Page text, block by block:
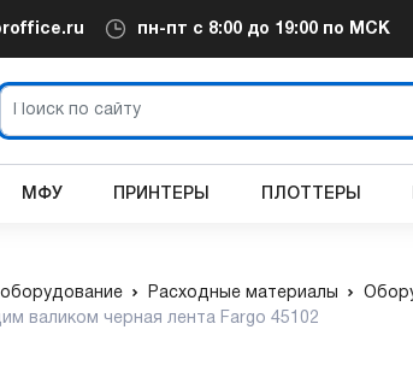
пн-пт с 8:00 до 19:00 по МСК
МФУ ПРИНТЕРЫ ПЛОТТЕРЫ
Расходные материалы
валиком черная лента Fargo 45102